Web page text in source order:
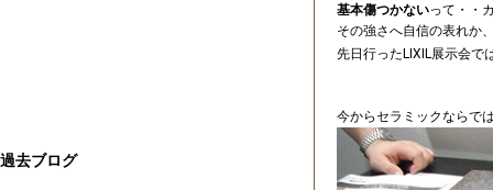
基本傷つかないって・・
その強さへ自信の表れか
先日行ったLIXIL展示会で
今からセラミックならで
過去ブログ